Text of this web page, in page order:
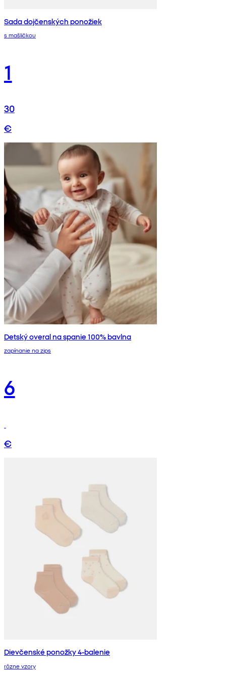
Sada dojčenských ponožiek
s mašličkou
1
30
€
Detský overal na spanie 100% bavlna
zapínanie na zips
6
€
Dievčenské ponožky 4-balenie
rôzne vzory